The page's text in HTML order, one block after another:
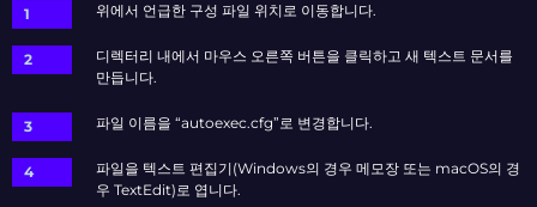
위에서 언급한 구성 파일 위치로 이동합니다.
디렉터리 내에서 마우스 오른쪽 버튼을 클릭하고 새 텍스트 문서를
만듭니다.
파일 이름을 “autoexec.cfg”로 변경합니다.
파일을 텍스트 편집기(Windows의 경우 메모장 또는 macOS의 경
우 TextEdit)로 엽니다.